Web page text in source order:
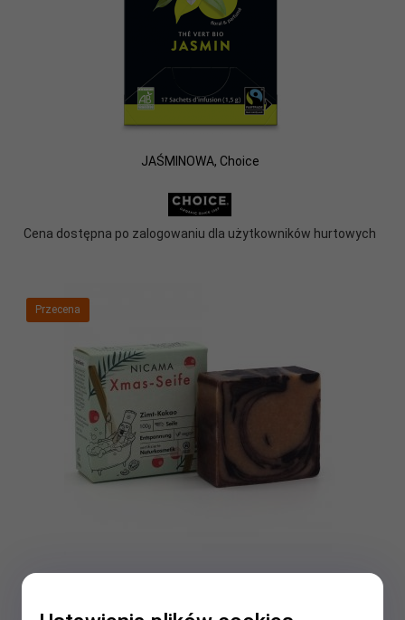
JAŚMINOWA, Choice
Cena dostępna po zalogowaniu dla użytkowników hurtowych
Przecena